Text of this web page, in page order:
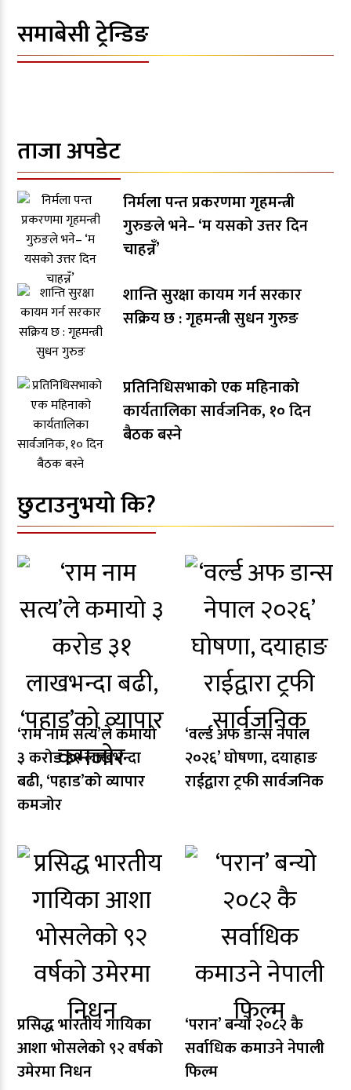
समाबेसी ट्रेन्डिङ
ताजा अपडेट
निर्मला पन्त प्रकरणमा गृहमन्त्री
गुरुङले भने– ‘म यसको उत्तर दिन
चाहन्नँ’
शान्ति सुरक्षा कायम गर्न सरकार
सक्रिय छ : गृहमन्त्री सुधन गुरुङ
प्रतिनिधिसभाको एक महिनाको
कार्यतालिका सार्वजनिक, १० दिन
बैठक बस्ने
छुटाउनुभयो कि?
‘राम नाम सत्य’ले कमायो
३ करोड ३१ लाखभन्दा
बढी, ‘पहाड’को व्यापार
कमजोर
‘वर्ल्ड अफ डान्स नेपाल
२०२६’ घोषणा, दयाहाङ
राईद्वारा ट्रफी सार्वजनिक
प्रसिद्ध भारतीय गायिका
आशा भोसलेको ९२ वर्षको
उमेरमा निधन
‘परान’ बन्यो २०८२ कै
सर्वाधिक कमाउने नेपाली
फिल्म